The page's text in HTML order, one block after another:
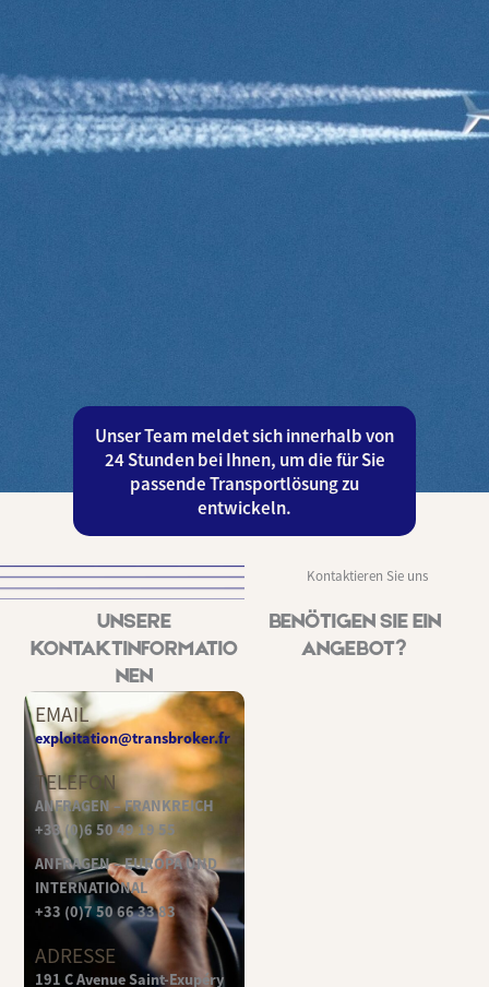
Unser Team meldet sich innerhalb von
24 Stunden bei Ihnen, um die für Sie
passende Transportlösung zu
entwickeln.
Kontaktieren Sie uns
UNSERE
KONTAKTINFORMATIO
NEN
EMAIL
exploitation@transbroker.fr
TELEFON
ANFRAGEN – FRANKREICH
+33 (0)6 50 49 19 55
ANFRAGEN – EUROPA UND
INTERNATIONAL
+33 (0)7 50 66 33 83
ADRESSE
191 C Avenue Saint-Exupéry
BENÖTIGEN SIE EIN
ANGEBOT?